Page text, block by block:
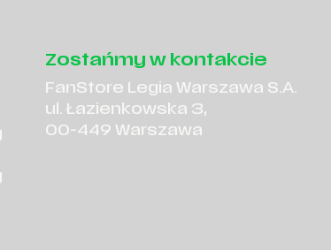
Zostańmy w kontakcie
FanStore Legia Warszawa S.A.
ul. Łazienkowska 3,
00-449 Warszawa